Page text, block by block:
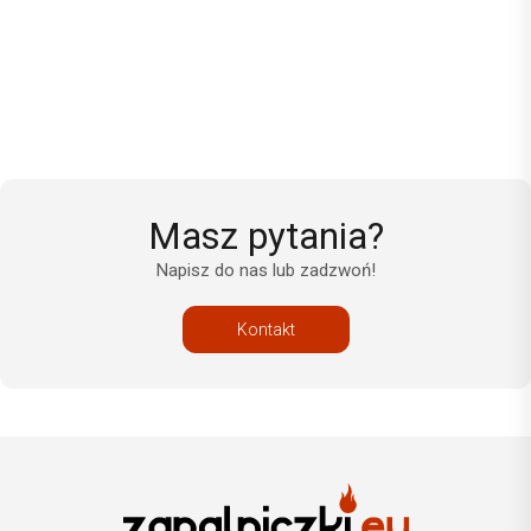
Masz pytania?
Napisz do nas lub zadzwoń!
Kontakt